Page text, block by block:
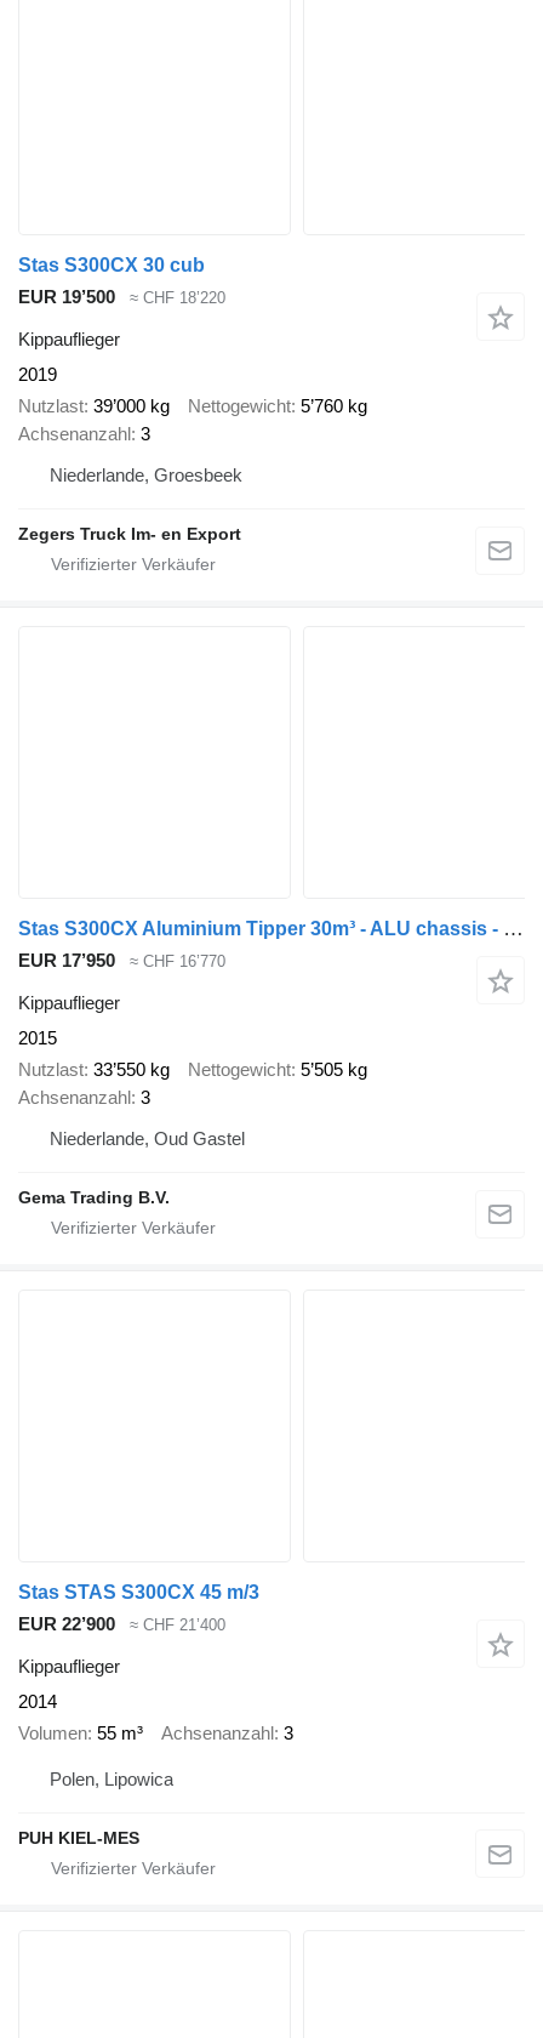
Stas S300CX 30 cub
EUR 19’500
≈ CHF 18’220
Kippauflieger
2019
Nutzlast 39’000 kg Nettogewicht 5’760 kg
Achsenanzahl 3
Niederlande, Groesbeek
Zegers Truck Im- en Export
Stas S300CX Aluminium Tipper 30m³ - ALU chassis - Teflon Floor Plate
EUR 17’950 ≈ CHF 16’770
Kippauflieger
2015
Nutzlast 33’550 kg Nettogewicht 5’505 kg
Achsenanzahl 3
Niederlande, Oud Gastel
Gema Trading B.V.
Stas STAS S300CX 45 m/3
EUR 22’900
≈ CHF 21’400
Kippauflieger
2014
Volumen 55 m³ Achsenanzahl 3
Polen, Lipowica
PUH KIEL-MES